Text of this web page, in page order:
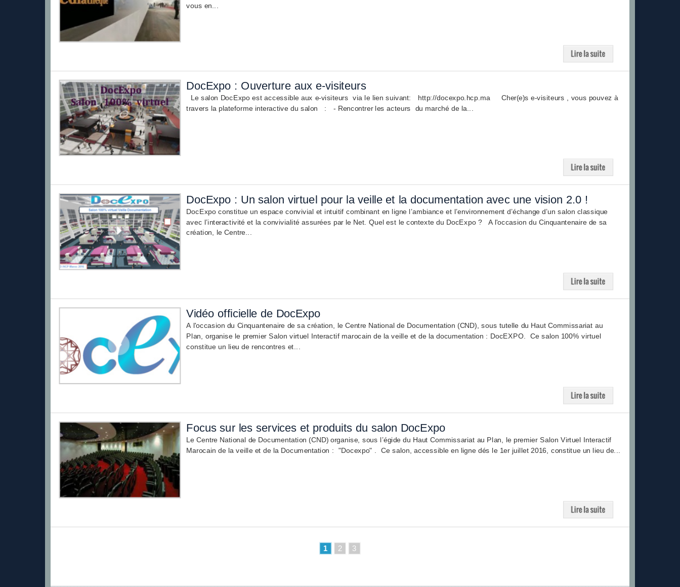
vous en...
DocExpo : Ouverture aux e-visiteurs
Le salon DocExpo est accessible aux e-visiteurs via le lien suivant: http://docexpo.hcp.ma Cher(e)s e-visiteurs , vous pouvez à
travers la plateforme interactive du salon : - Rencontrer les acteurs du marché de la...
DocExpo : Un salon virtuel pour la veille et la documentation avec une vision 2.0 !
DocExpo constitue un espace convivial et intuitif combinant en ligne l’ambiance et l’environnement d’échange d’un salon classique
avec l’interactivité et la convivialité assurées par le Net. Quel est le contexte du DocExpo ? A l'occasion du Cinquantenaire de sa
création, le Centre...
Vidéo officielle de DocExpo
A l'occasion du Cinquantenaire de sa création, le Centre National de Documentation (CND), sous tutelle du Haut Commissariat au
Plan, organise le premier Salon virtuel Interactif marocain de la veille et de la documentation : DocEXPO. Ce salon 100% virtuel
constitue un lieu de rencontres et...
Focus sur les services et produits du salon DocExpo
Le Centre National de Documentation (CND) organise, sous l’égide du Haut Commissariat au Plan, le premier Salon Virtuel Interactif
Marocain de la veille et de la Documentation : "Docexpo" . Ce salon, accessible en ligne dés le 1er juillet 2016, constitue un lieu de...
1 2 3